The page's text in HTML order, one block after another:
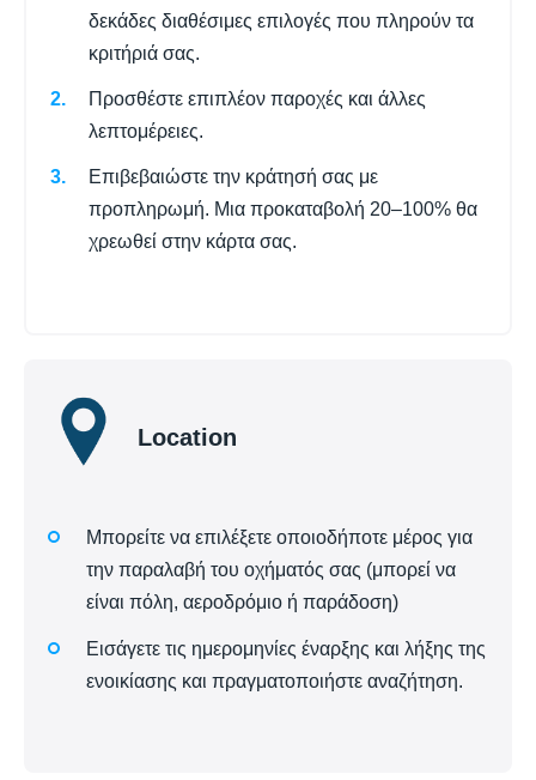
δεκάδες διαθέσιμες επιλογές που πληρούν τα
κριτήριά σας.
Προσθέστε επιπλέον παροχές και άλλες
λεπτομέρειες.
Επιβεβαιώστε την κράτησή σας με
προπληρωμή. Μια προκαταβολή 20–100% θα
χρεωθεί στην κάρτα σας.
Location
Μπορείτε να επιλέξετε οποιοδήποτε μέρος για
την παραλαβή του οχήματός σας (μπορεί να
είναι πόλη, αεροδρόμιο ή παράδοση)
Εισάγετε τις ημερομηνίες έναρξης και λήξης της
ενοικίασης και πραγματοποιήστε αναζήτηση.